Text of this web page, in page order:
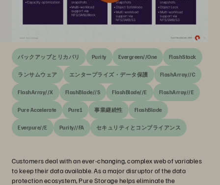
バックアップとリカバリ Purity Evergreen//One FlashStack
ランサムウェア エンタープライズ・データ保護 FlashArray//C
FlashArray//X FlashBlade//S FlashBlade//E FlashArray//E
Pure Accelerate Pure1 事業継続性 FlashBlade
Everpure//E Purity//FA セキュリティとコンプライアンス
Customers deal with an ever-changing, complex web of variables
to keep their data available. As a major disruptor of the data
protection ecosystem, Pure Storage helps eliminate the